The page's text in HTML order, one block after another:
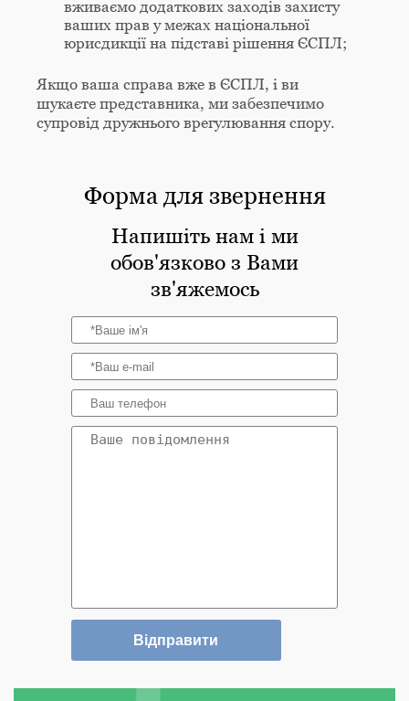
вживаємо додаткових заходів захисту
ваших прав у межах національної
юрисдикції на підставі рішення ЄСПЛ;
Якщо ваша справа вже в ЄСПЛ, і ви
шукаєте представника, ми забезпечимо
супровід дружнього врегулювання спору.
Форма для звернення
Напишіть нам і ми
обов'язково з Вами
зв'яжемось